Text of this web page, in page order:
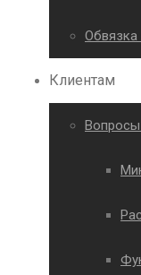
Обвязка
Клиентам